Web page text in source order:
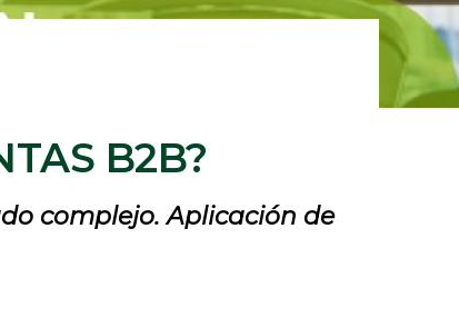
B2B?
complejo. Aplicación de